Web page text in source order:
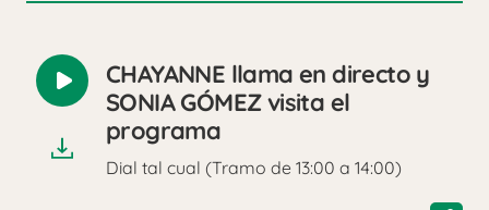
Reproducir
audio
CHAYANNE llama en directo y
SONIA GÓMEZ visita el
programa
Dial tal cual (Tramo de 13:00 a 14:00)